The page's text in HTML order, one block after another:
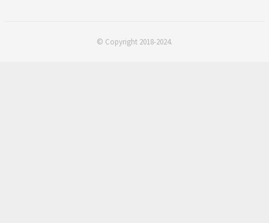
© Copyright 2018-2024.